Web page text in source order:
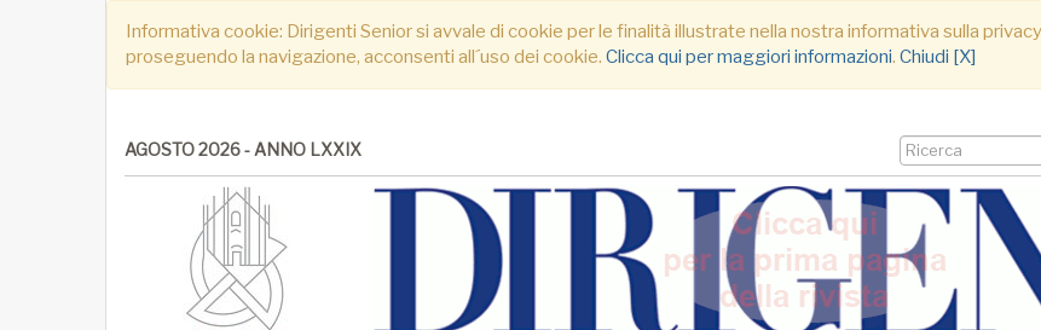
Informativa cookie: Dirigenti Senior si avvale di cookie per le finalità illustrate nella nostra informativa sulla
proseguendo la navigazione, acconsenti all´uso dei cookie. Clicca qui per maggiori informazioni. Chiudi [X]
AGOSTO 2026 - ANNO LXXIX